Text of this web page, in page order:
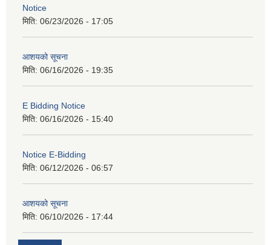
Notice
मिति: 06/23/2026 - 17:05
आशयको सूचना
मिति: 06/16/2026 - 19:35
E Bidding Notice
मिति: 06/16/2026 - 15:40
Notice E-Bidding
मिति: 06/12/2026 - 06:57
आशयको सूचना
मिति: 06/10/2026 - 17:44